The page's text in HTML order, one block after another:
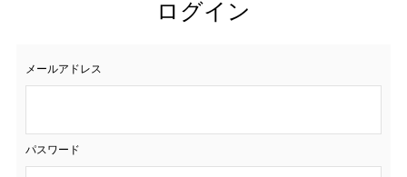
ログイン
メールアドレス
パスワード